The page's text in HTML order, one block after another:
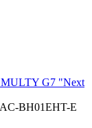
G7 "Next
BH01EHT-E